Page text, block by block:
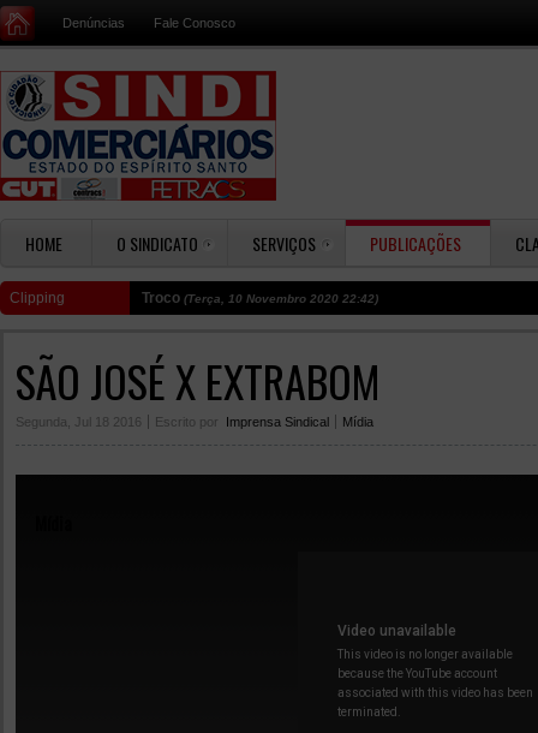
Denúncias Fale Conosco
HOME O SINDICATO SERVIÇOS PUBLICAÇÕES
Clipping Troco (Terça, 10 Novembro 2020 22:42)
SÃO JOSÉ X EXTRABOM
Segunda, Jul 18 2016 Escrito por Imprensa Sindical Mídia